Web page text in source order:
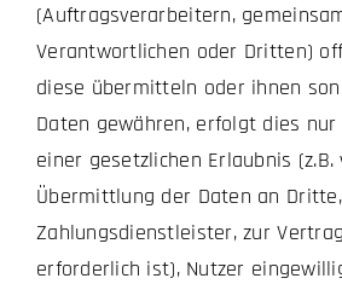
(Auftragsverarbeitern,
Verantwortlichen oder Dritten)
diese übermitteln oder ihnen
Daten gewähren, erfolgt dies nur
einer gesetzlichen Erlaubnis
Übermittlung der Daten an
Zahlungsdienstleister, zur
erforderlich ist), Nutzer